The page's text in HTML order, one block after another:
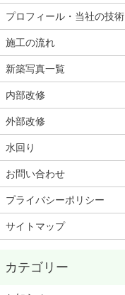
プロフィール・当社の技術
施工の流れ
新築写真一覧
内部改修
外部改修
水回り
お問い合わせ
プライバシーポリシー
サイトマップ